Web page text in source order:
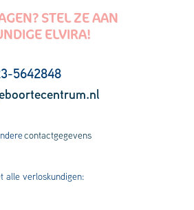
STEL ZE AAN
ELVIRA!
5642848
contactgegevens
alle verloskundigen: